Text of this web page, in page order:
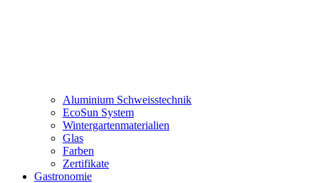
Aluminium Schweisstechnik
EcoSun System
Wintergartenmaterialien
Glas
Farben
Zertifikate
Gastronomie